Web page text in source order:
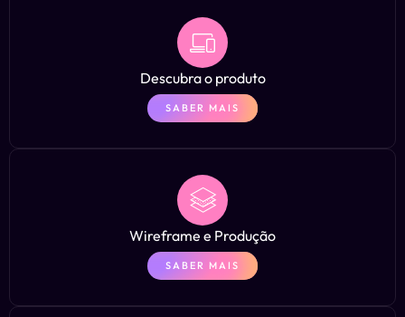
Descubra o produto
SABER MAIS
Wireframe e Produção
SABER MAIS